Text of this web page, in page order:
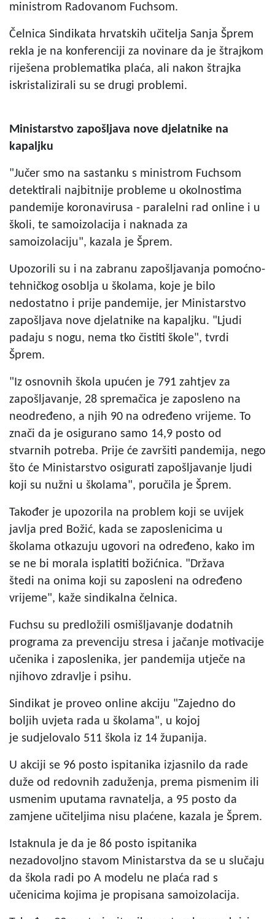
ministrom Radovanom Fuchsom.
Čelnica Sindikata hrvatskih učitelja Sanja Šprem
rekla je na konferenciji za novinare da je štrajkom
riješena problematika plaća, ali nakon štrajka
iskristalizirali su se drugi problemi.
Ministarstvo zapošljava nove djelatnike na
kapaljku
"Jučer smo na sastanku s ministrom Fuchsom
detektirali najbitnije probleme u okolnostima
pandemije koronavirusa - paralelni rad online i u
školi, te samoizolacija i naknada za
samoizolaciju", kazala je Šprem.
Upozorili su i na zabranu zapošljavanja pomoćno-
tehničkog osoblja u školama, koje je bilo
nedostatno i prije pandemije, jer Ministarstvo
zapošljava nove djelatnike na kapaljku. "Ljudi
padaju s nogu, nema tko čistiti škole", tvrdi
Šprem.
"Iz osnovnih škola upućen je 791 zahtjev za
zapošljavanje, 28 spremačica je zaposleno na
neodređeno, a njih 90 na određeno vrijeme. To
znači da je osigurano samo 14,9 posto od
stvarnih potreba. Prije će završiti pandemija, nego
što će Ministarstvo osigurati zapošljavanje ljudi
koji su nužni u školama", poručila je Šprem.
Također je upozorila na problem koji se uvijek
javlja pred Božić, kada se zaposlenicima u
školama otkazuju ugovori na određeno, kako im
se ne bi morala isplatiti božićnica. "Država
štedi na onima koji su zaposleni na određeno
vrijeme", kaže sindikalna čelnica.
Fuchsu su predložili osmišljavanje dodatnih
programa za prevenciju stresa i jačanje motivacije
učenika i zaposlenika, jer pandemija utječe na
njihovo zdravlje i psihu.
Sindikat je proveo online akciju "Zajedno do
boljih uvjeta rada u školama", u kojoj
je sudjelovalo 511 škola iz 14 županija.
U akciji se 96 posto ispitanika izjasnilo da rade
duže od redovnih zaduženja, prema pismenim ili
usmenim uputama ravnatelja, a 95 posto da
zamjene učiteljima nisu plaćene, kazala je Šprem.
Istaknula je da je 86 posto ispitanika
nezadovoljno stavom Ministarstva da se u slučaju
da škola radi po A modelu ne plaća rad s
učenicima kojima je propisana samoizolacija.